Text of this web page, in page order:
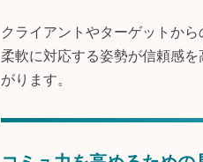
クライアントやターゲットか
柔軟に対応する姿勢が信頼感
がります。